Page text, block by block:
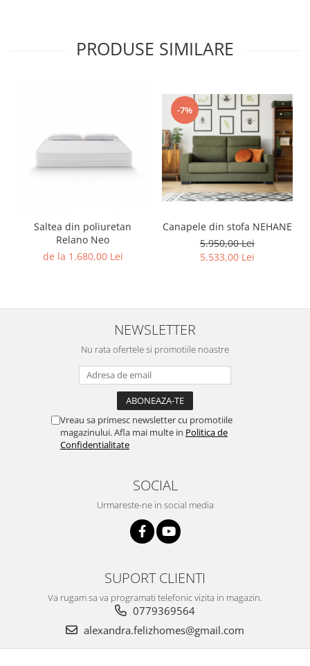
PRODUSE SIMILARE
Saltea din poliuretan
Relano Neo
de la 1.680,00 Lei
-7%
Canapele din stofa NEHANE
5.950,00 Lei
5.533,00 Lei
NEWSLETTER
Nu rata ofertele si promotiile noastre
Vreau sa primesc newsletter cu promotiile
magazinului. Afla mai multe in Politica de
Confidentialitate
SOCIAL
Urmareste-ne in social media
SUPORT CLIENTI
Va rugam sa va programati telefonic vizita in magazin.
0779369564
alexandra.felizhomes@gmail.com